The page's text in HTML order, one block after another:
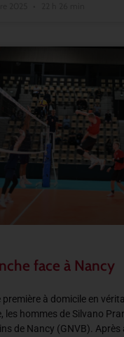
face à Nancy
première à domicile en
les hommes de Silvano
de Nancy (GNVB).